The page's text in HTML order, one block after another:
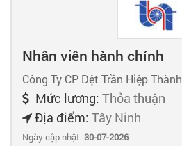
Nhân viên hành chính
Công Ty CP Dệt Trần Hiệp Thành
Mức lương: Thỏa thuận
Địa điểm: Tây Ninh
Ngày cập nhật:30-07-2026